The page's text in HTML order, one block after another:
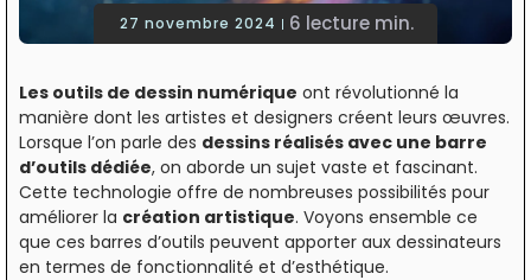
27 novembre 2024 6 lecture min.
Les outils de dessin numérique ont révolutionné la
manière dont les artistes et designers créent leurs œuvres.
Lorsque l’on parle des dessins réalisés avec une barre
d’outils dédiée, on aborde un sujet vaste et fascinant.
Cette technologie offre de nombreuses possibilités pour
améliorer la création artistique. Voyons ensemble ce
que ces barres d’outils peuvent apporter aux dessinateurs
en termes de fonctionnalité et d’esthétique.